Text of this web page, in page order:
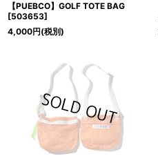
【PUEBCO】GOLF TOTE BAG
[503653]
4,000円(税別)